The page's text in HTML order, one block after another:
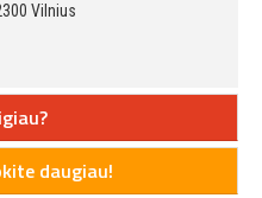
Vilnius
daugiau!